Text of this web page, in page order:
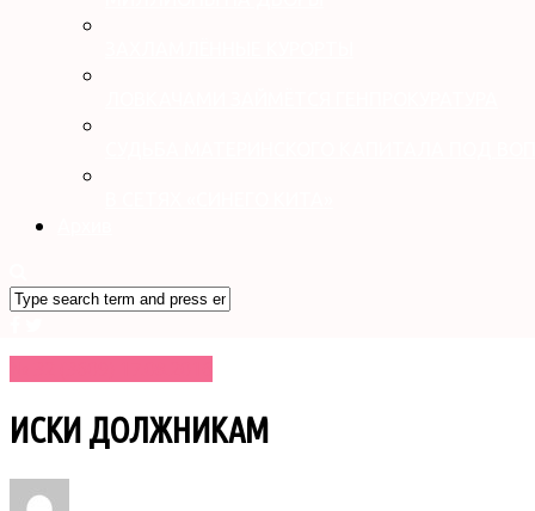
ИСКИ ДОЛЖНИКАМ